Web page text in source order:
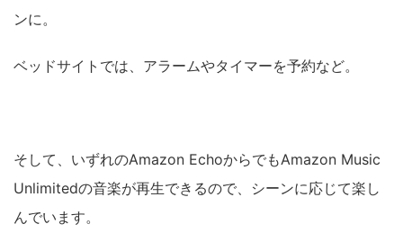
ンに。
ベッドサイトでは、アラームやタイマーを予約など。
そして、いずれのAmazon EchoからでもAmazon Music
Unlimitedの音楽が再生できるので、シーンに応じて楽し
んでいます。